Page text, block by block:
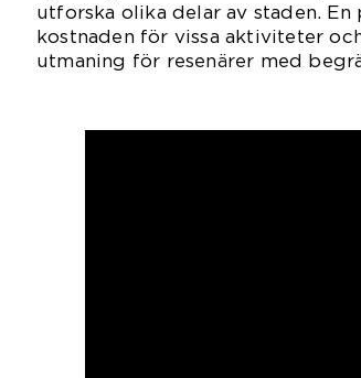
utforska olika delar av staden.
kostnaden för vissa aktiviteter
utmaning för resenärer med